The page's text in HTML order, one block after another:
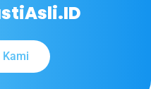
Kami